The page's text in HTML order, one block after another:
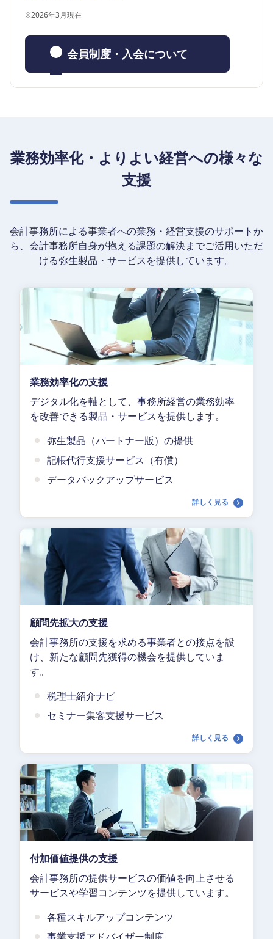
※2026年3月現在
会員制度・入会について
業務効率化・よりよい経営への様々な
支援
会計事務所による事業者への業務・経営支援のサポートか
ら、 会計事務所自身が抱える課題の解決までご活用いただ
ける弥生製品・サービスを提供しています。
業務効率化の支援
デジタル化を軸として、事務所経営の業務効率
を改善できる製品・サービスを提供します。
弥生製品（パートナー版）の提供
記帳代行支援サービス（有償）
データバックアップサービス
詳しく見る
顧問先拡大の支援
会計事務所の支援を求める事業者との接点を設
け、新たな顧問先獲得の機会を提供していま
す。
税理士紹介ナビ
セミナー集客支援サービス
詳しく見る
付加価値提供の支援
会計事務所の提供サービスの価値を向上させる
サービスや学習コンテンツを提供しています。
各種スキルアップコンテンツ